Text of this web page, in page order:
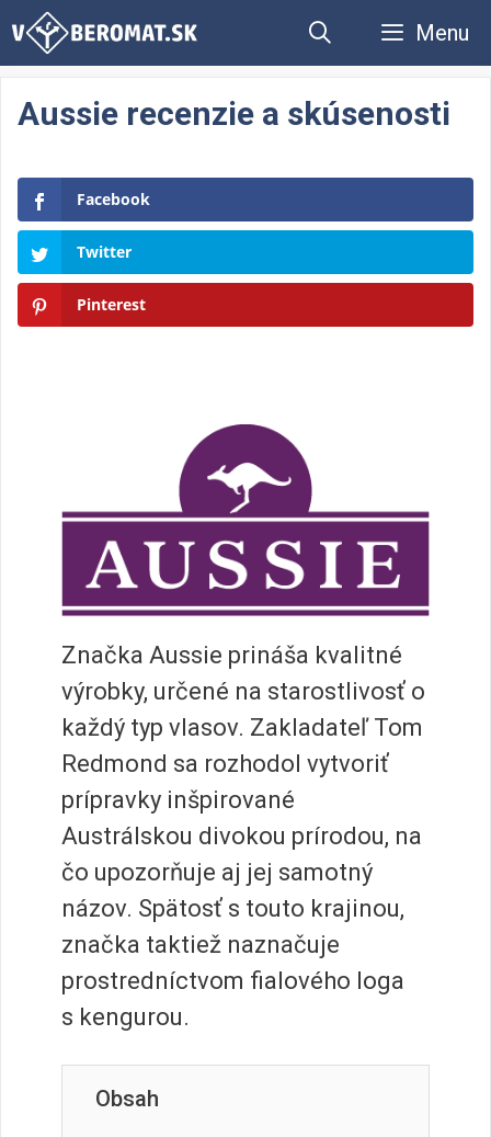
Preskočiť
Menu
Aussie recenzie a skúsenosti
Facebook
Twitter
Pinterest
Značka Aussie prináša kvalitné
výrobky, určené na starostlivosť o
každý typ vlasov. Zakladateľ Tom
Redmond sa rozhodol vytvoriť
prípravky inšpirované
Austrálskou divokou prírodou, na
čo upozorňuje aj jej samotný
názov. Spätosť s touto krajinou,
značka taktiež naznačuje
prostredníctvom fialového loga
s kengurou.
Obsah